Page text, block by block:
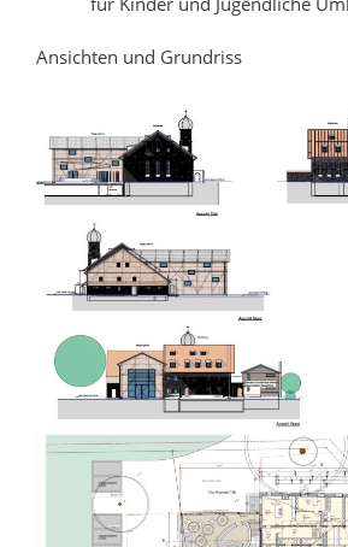
Ansichten und Grundriss